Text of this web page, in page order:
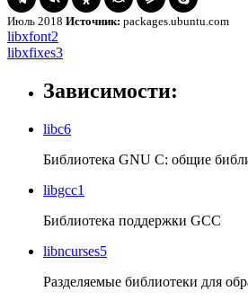
Июль 2018 Источник: packages.ubuntu.com
Навигация
по
записям
libxfont2
libxfont2
libxfixes3
libxfixes3
Зависимости:
libc6
Библиотека GNU C: общие
libgcc1
Библиотека поддержки GCC
libncurses5
Разделяемые библиотеки для